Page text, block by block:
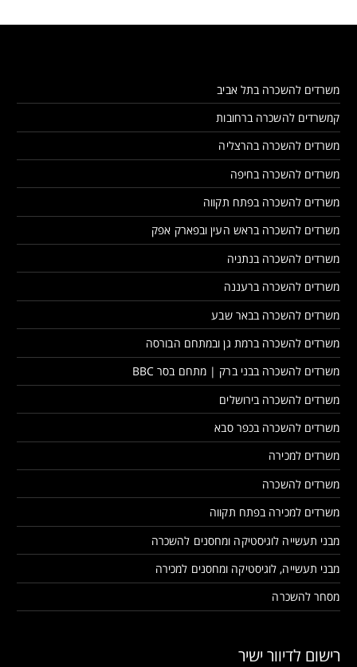
משרדים להשכרה בתל אביב
קמשרדים להשכרה ברחובות
משרדים להשכרה בהרצליה
משרדים להשכרה בחיפה
משרדים להשכרה בפתח תקווה
משרדים להשכרה בראש העין ובפארק אפק
משרדים להשכרה בנתניה
משרדים להשכרה ברעננה
משרדים להשכרה בבאר שבע
משרדים להשכרה ברמת גן ובמתחם הבורסה
משרדים להשכרה בבני ברק | מתחם בסר BBC
משרדים להשכרה בירושלים
משרדים להשכרה בכפר סבא
משרדים למכירה
משרדים להשכרה
משרדים למכירה בפתח תקווה
מבני תעשייה לוגיסטיקה ומחסנים להשכרה
מבני תעשייה, לוגיסטיקה ומחסנים למכירה
מסחר להשכרה
רישום לדיוור ישיר